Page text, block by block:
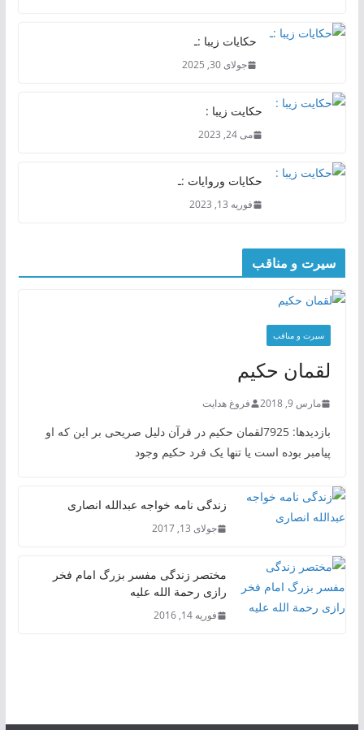
حکایات زیبا :ـ
جولای 30, 2025
حکایت زیبا :
می 24, 2023
حکایات وروایات :ـ
فوریه 13, 2023
سیرت و مناقب
سیرت و منافب
لقمان حکیم
مارس 9, 2018 فروغ هدایت
بازدیدها: 7925لقمان حکیم در قرآن دلیل صریحی بر این که او
پیامبر بوده است یا تنها یک فرد حکیم وجود
زندگی نامه خواجه عبدالله انصاری
جولای 13, 2017
مختصر زندگی مفسر بزرگ امام فخر
رازی رحمة الله علیه
فوریه 14, 2016